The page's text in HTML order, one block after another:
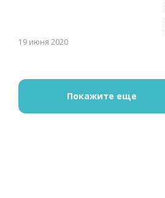
19 июня 2020
Покажите еще